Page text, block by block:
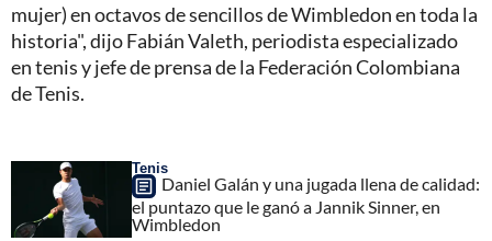
mujer) en octavos de sencillos de Wimbledon en toda la
historia", dijo Fabián Valeth, periodista especializado
en tenis y jefe de prensa de la Federación Colombiana
de Tenis.
Tenis
Daniel Galán y una jugada llena de calidad:
el puntazo que le ganó a Jannik Sinner, en
Wimbledon